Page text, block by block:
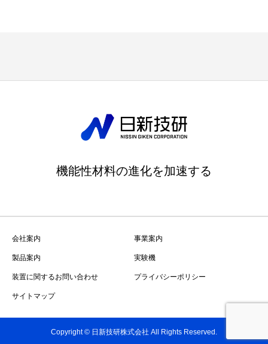
機能性材料の進化を加速する
会社案内 事業案内
製品案内 実験機
装置に関するお問い合わせ プライバシーポリシー
サイトマップ
Copyright © 日新技研株式会社 All Rights Reserved.